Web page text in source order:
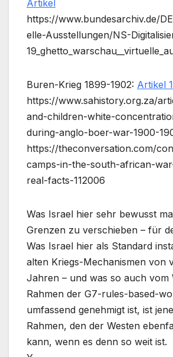
Artikel
https://www.bundesarchiv.de/
elle-Ausstellungen/NS-
Buren-Krieg 1899-1902: Artikel 1
https://www.sahistory.org.za/
and-children-white-
during-anglo-boer-war-1900-
https://theconversation.com/
camps-in-the-south-african-
real-facts-112006
Was Israel hier sehr bewusst
Grenzen zu verschieben – für
Was Israel hier als Standard
alten Kriegs-Mechanismen von
Jahren – und was so auch vom
Rahmen der G7-rules-based-
umfassend genehmigt ist, ist
Rahmen, den der Westen
kann, wenn es denn so weit ist.